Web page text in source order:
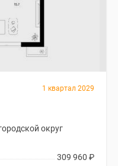
1 квартал 2029
округ
309 960 ₽